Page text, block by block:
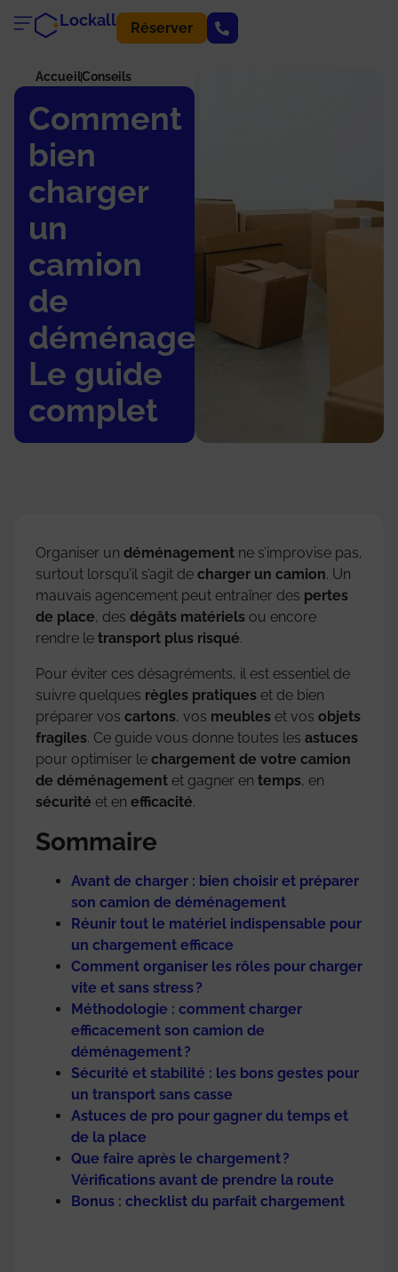
Lockall Réserver
Comment
bien
charger
un
camion
de
déménagement ?
Le guide
complet
AccueilConseils
Organiser un déménagement ne s’improvise pas,
surtout lorsqu’il s’agit de charger un camion. Un
mauvais agencement peut entraîner des pertes
de place, des dégâts matériels ou encore
rendre le transport plus risqué.
Pour éviter ces désagréments, il est essentiel de
suivre quelques règles pratiques et de bien
préparer vos cartons, vos meubles et vos objets
fragiles. Ce guide vous donne toutes les astuces
pour optimiser le chargement de votre camion
de déménagement et gagner en temps, en
sécurité et en efficacité.
Sommaire
Avant de charger : bien choisir et préparer
son camion de déménagement
Réunir tout le matériel indispensable pour
un chargement efficace
Comment organiser les rôles pour charger
vite et sans stress ?
Méthodologie : comment charger
efficacement son camion de
déménagement ?
Sécurité et stabilité : les bons gestes pour
un transport sans casse
Astuces de pro pour gagner du temps et
de la place
Que faire après le chargement ?
Vérifications avant de prendre la route
Bonus : checklist du parfait chargement